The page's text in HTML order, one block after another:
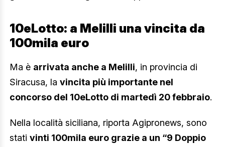
10eLotto: a Melilli una vincita da
100mila euro
Ma è arrivata anche a Melilli, in provincia di
Siracusa, la vincita più importante nel
concorso del 10eLotto di martedì 20 febbraio.
Nella località siciliana, riporta Agipronews, sono
stati vinti 100mila euro grazie a un “9 Doppio